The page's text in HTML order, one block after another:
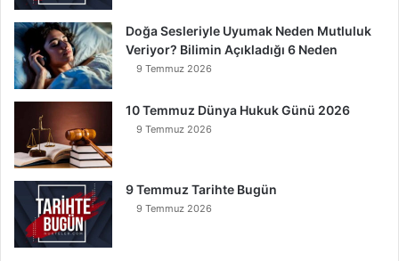
Doğa Sesleriyle Uyumak Neden Mutluluk
Veriyor? Bilimin Açıkladığı 6 Neden
9 Temmuz 2026
10 Temmuz Dünya Hukuk Günü 2026
9 Temmuz 2026
9 Temmuz Tarihte Bugün
9 Temmuz 2026